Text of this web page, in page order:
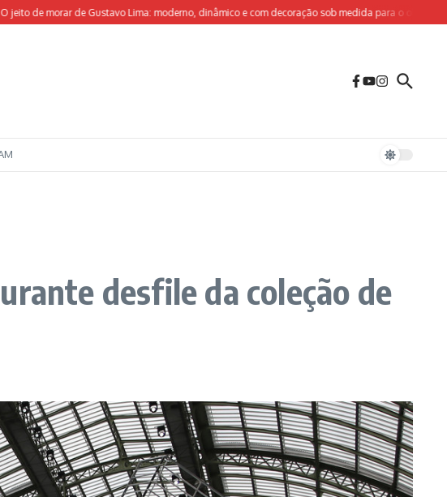
morar de Gustavo Lima: moderno, dinâmico e com decoração sob medida para o olhar criativo
desfile da coleção de